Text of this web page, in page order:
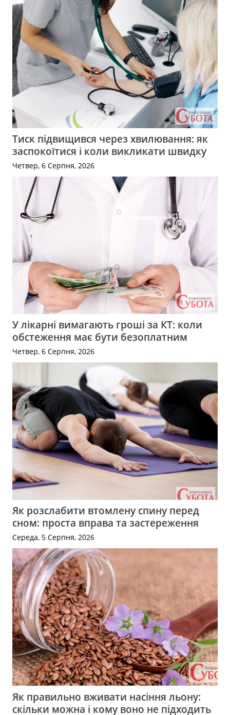
Тиск підвищився через хвилювання: як
заспокоїтися і коли викликати швидку
Четвер, 6 Серпня, 2026
У лікарні вимагають гроші за КТ: коли
обстеження має бути безоплатним
Четвер, 6 Серпня, 2026
Як розслабити втомлену спину перед
сном: проста вправа та застереження
Середа, 5 Серпня, 2026
Як правильно вживати насіння льону:
скільки можна і кому воно не підходить